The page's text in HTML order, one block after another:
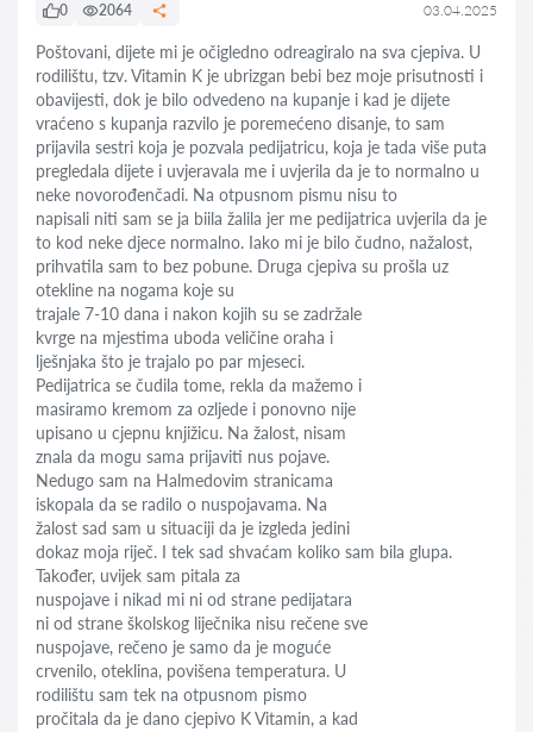
0 2064 03.04.2025
Poštovani, dijete mi je očigledno odreagiralo na sva cjepiva. U
rodilištu, tzv. Vitamin K je ubrizgan bebi bez moje prisutnosti i
obavijesti, dok je bilo odvedeno na kupanje i kad je dijete
vraćeno s kupanja razvilo je poremećeno disanje, to sam
prijavila sestri koja je pozvala pedijatricu, koja je tada više puta
pregledala dijete i uvjeravala me i uvjerila da je to normalno u
neke novorođenčadi. Na otpusnom pismu nisu to
napisali niti sam se ja biila žalila jer me pedijatrica uvjerila da je
to kod neke djece normalno. Iako mi je bilo čudno, nažalost,
prihvatila sam to bez pobune. Druga cjepiva su prošla uz
otekline na nogama koje su
trajale 7-10 dana i nakon kojih su se zadržale
kvrge na mjestima uboda veličine oraha i
lješnjaka što je trajalo po par mjeseci.
Pedijatrica se čudila tome, rekla da mažemo i
masiramo kremom za ozljede i ponovno nije
upisano u cjepnu knjižicu. Na žalost, nisam
znala da mogu sama prijaviti nus pojave.
Nedugo sam na Halmedovim stranicama
iskopala da se radilo o nuspojavama. Na
žalost sad sam u situaciji da je izgleda jedini
dokaz moja riječ. I tek sad shvaćam koliko sam bila glupa.
Također, uvijek sam pitala za
nuspojave i nikad mi ni od strane pedijatara
ni od strane školskog liječnika nisu rečene sve
nuspojave, rečeno je samo da je moguće
crvenilo, oteklina, povišena temperatura. U
rodilištu sam tek na otpusnom pismo
pročitala da je dano cjepivo K Vitamin, a kad